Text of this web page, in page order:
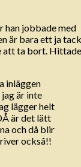
han jobbade med
är bara ett ja
att ta bort.
inläggen
är inte
lägger helt
är det lätt
och då blir
också!!